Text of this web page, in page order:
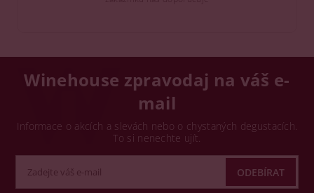
Winehouse zpravodaj na váš e-
mail
Informace o akcích a slevách nebo o chystaných degustacích.
To si nenechte ujít.